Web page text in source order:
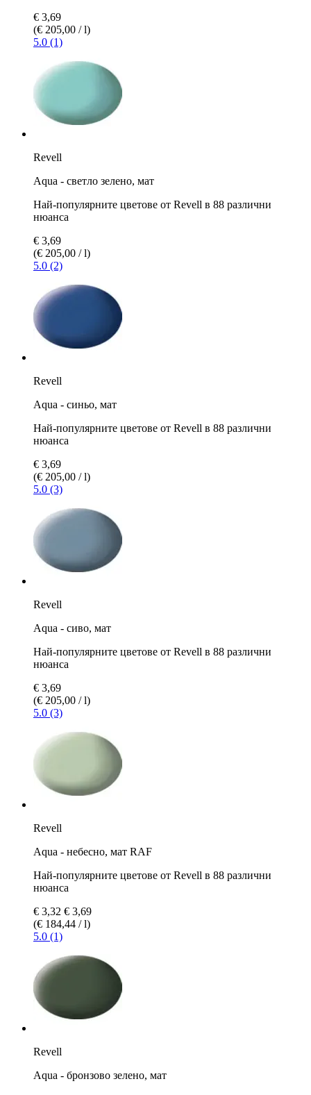
€ 3,69
(€ 205,00 / l)
5.0 (1)
Revell
Aqua - светло зелено, мат
Най-популярните цветове от Revell в 88 различни
нюанса
€ 3,69
(€ 205,00 / l)
5.0 (2)
Revell
Aqua - синьо, мат
Най-популярните цветове от Revell в 88 различни
нюанса
€ 3,69
(€ 205,00 / l)
5.0 (3)
Revell
Aqua - сиво, мат
Най-популярните цветове от Revell в 88 различни
нюанса
€ 3,69
(€ 205,00 / l)
5.0 (3)
Revell
Aqua - небесно, мат RAF
Най-популярните цветове от Revell в 88 различни
нюанса
€ 3,32 € 3,69
(€ 184,44 / l)
5.0 (1)
Revell
Aqua - бронзово зелено, мат